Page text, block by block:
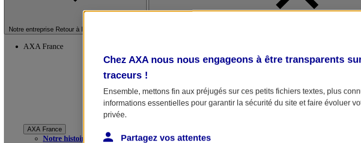
Notre entreprise Retour à la section précédente
AXA France
AXA France
Notre histoire
Chez AXA nous nous engageons à être transparents
traceurs !
Ensemble, mettons fin aux préjugés sur ces petits fichiers textes, plus
informations essentielles pour garantir la sécurité du site et faire évoluer
privée.
Partagez vos attentes